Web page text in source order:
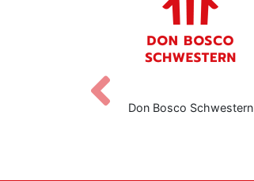
Don Bosco Schwestern
Zurück